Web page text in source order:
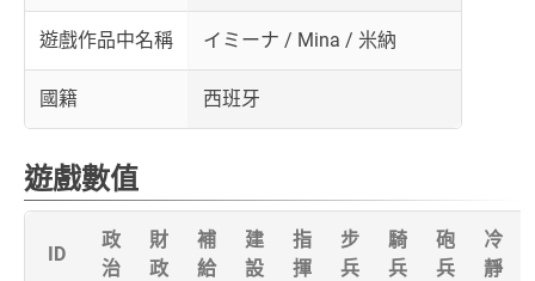
遊戲作品中名稱 イミーナ / Mina / 米納
國籍 西班牙
遊戲數值
ID
政
治
財
政
補
給
建
設
指
揮
步
兵
騎
兵
砲
兵
冷
靜